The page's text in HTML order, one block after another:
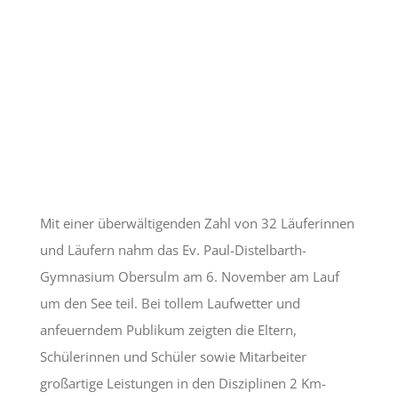
Mit einer überwältigenden Zahl von 32 Läuferinnen
und Läufern nahm das Ev. Paul-Distelbarth-
Gymnasium Obersulm am 6. November am Lauf
um den See teil. Bei tollem Laufwetter und
anfeuerndem Publikum zeigten die Eltern,
Schülerinnen und Schüler sowie Mitarbeiter
großartige Leistungen in den Disziplinen 2 Km-